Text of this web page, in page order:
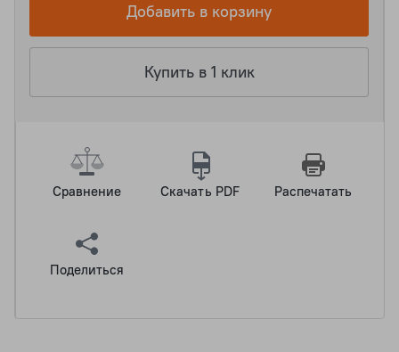
Добавить в корзину
Купить в 1 клик
Сравнение Скачать PDF Распечатать
Поделиться